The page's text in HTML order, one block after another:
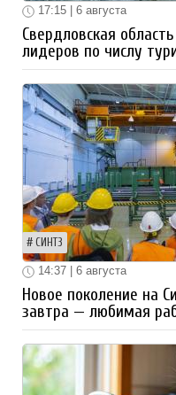
17:15 | 6 августа
Свердловская
лидеров по числу
СИНТЗ
14:37 | 6 августа
Новое поколение на
завтра — любимая